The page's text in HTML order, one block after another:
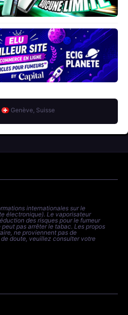
Genève, Suisse
internationales sur le
électronique). Le vaporisateur
des risques pour le fumeur
pas arrêter le tabac. Les propos
ne proviennent pas de
doute, veuillez consulter votre